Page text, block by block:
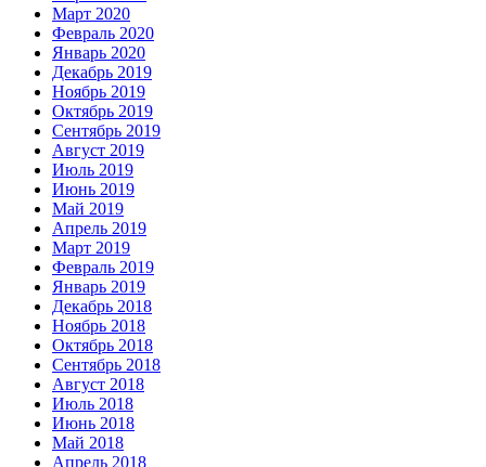
Март 2020
Февраль 2020
Январь 2020
Декабрь 2019
Ноябрь 2019
Октябрь 2019
Сентябрь 2019
Август 2019
Июль 2019
Июнь 2019
Май 2019
Апрель 2019
Март 2019
Февраль 2019
Январь 2019
Декабрь 2018
Ноябрь 2018
Октябрь 2018
Сентябрь 2018
Август 2018
Июль 2018
Июнь 2018
Май 2018
Апрель 2018